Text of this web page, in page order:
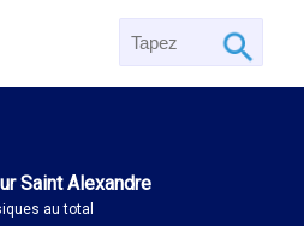
Saint Alexandre
au total